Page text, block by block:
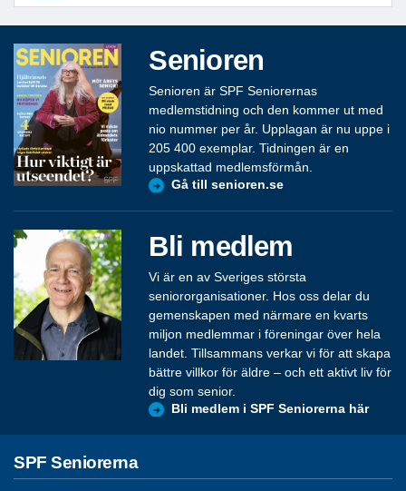
Senioren
Senioren är SPF Seniorernas
medlemstidning och den kommer ut med
nio nummer per år. Upplagan är nu uppe i
205 400 exemplar. Tidningen är en
uppskattad medlemsförmån.
Gå till senioren.se
Bli medlem
Vi är en av Sveriges största
seniororganisationer. Hos oss delar du
gemenskapen med närmare en kvarts
miljon medlemmar i föreningar över hela
landet. Tillsammans verkar vi för att skapa
bättre villkor för äldre – och ett aktivt liv för
dig som senior.
Bli medlem i SPF Seniorerna här
SPF Seniorerna